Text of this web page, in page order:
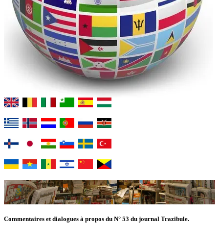
Commentaires et dialogues à propos du N° 53 du journal Trazibule.